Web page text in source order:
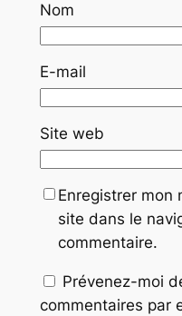
Nom
E-mail
Site web
Enregistrer mon
site dans le
commentaire.
Prévenez-moi
commentaires par